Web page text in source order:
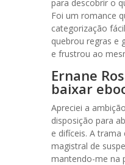
para descobrir o
Foi um romance
categorização
quebrou regras e
e frustrou ao
Ernane
baixar
Apreciei a
disposição para
e difíceis. A
magistral de
mantendo-me na